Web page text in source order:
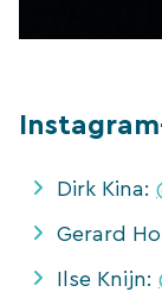
Dirk Kina:
Gerard
Ilse Knijn: